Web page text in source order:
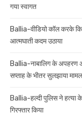
गया स्वागत
Ballia-वीडियो कॉल करके
आत्मघाती कदम उठाया
Ballia-नाबालिग के अपहरण
सप्ताह के भीतर सुलझाया
Ballia-हल्दी पुलिस ने हत्या
गिरफ्तार किया